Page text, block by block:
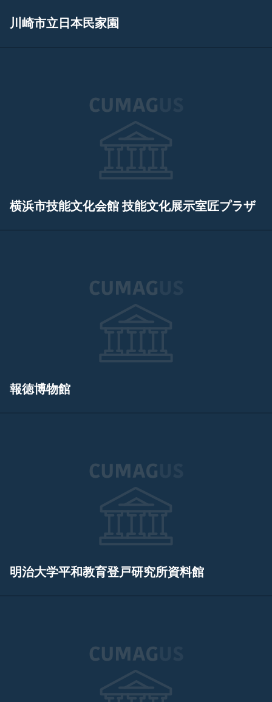
川崎市立日本民家園
横浜市技能文化会館 技能文化展示室匠プラザ
報徳博物館
明治大学平和教育登戸研究所資料館